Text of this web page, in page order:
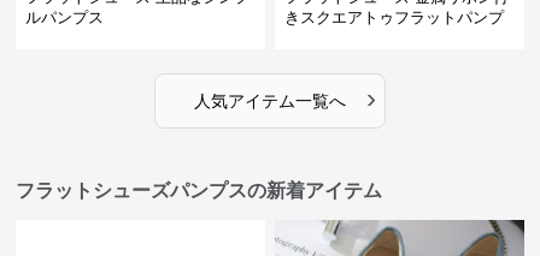
ルパンプス
きスクエアトゥフラットパンプ
人気アイテム一覧へ ›
フラットシューズパンプスの新着アイテム